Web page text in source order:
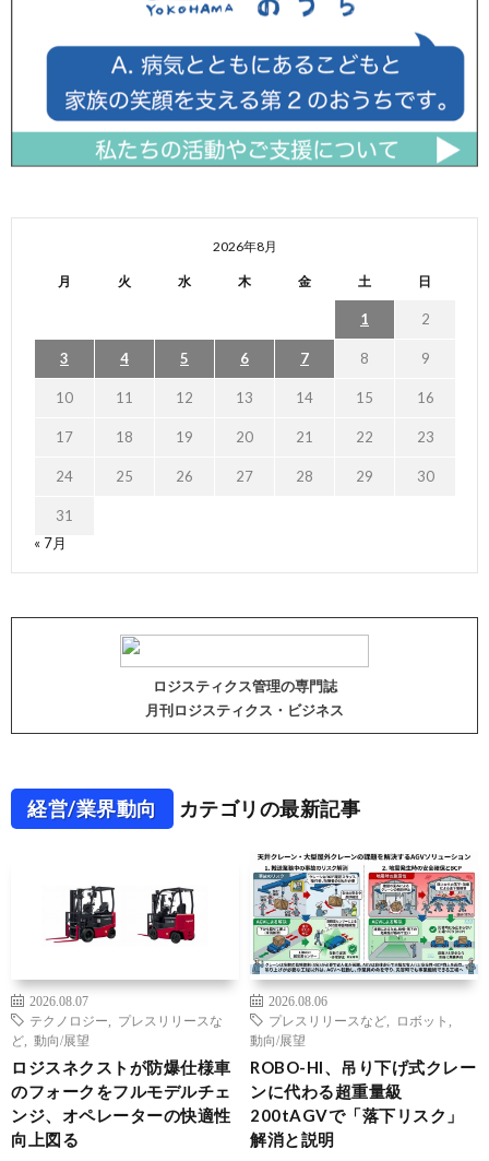
2026年8月
月 火 水 木 金 土 日
1 2
3 4 5 6 7 8 9
10 11 12 13 14 15 16
17 18 19 20 21 22 23
24 25 26 27 28 29 30
31
« 7月
ロジスティクス管理の専門誌
月刊ロジスティクス・ビジネス
経営/業界動向 カテゴリの最新記事
2026.08.07
テクノロジー
プレスリリースな
ど
動向/展望
ロジスネクストが防爆仕様車
のフォークをフルモデルチェ
ンジ、オペレーターの快適性
向上図る
2026.08.06
プレスリリースなど
ロボット
動向/展望
ROBO-HI、吊り下げ式クレー
ンに代わる超重量級
200tAGVで「落下リスク」
解消と説明